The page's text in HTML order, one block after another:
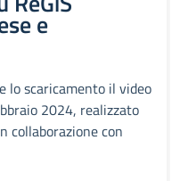
e
lo scaricamento il video
2024, realizzato
collaborazione con